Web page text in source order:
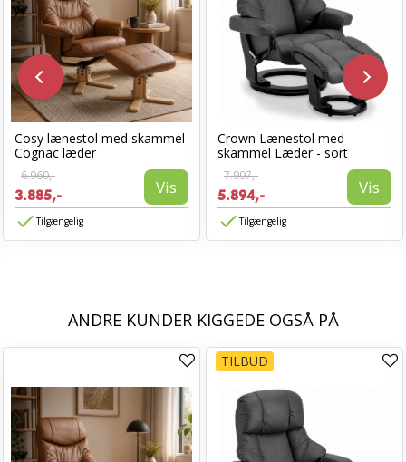
Cosy lænestol med skammel
Cognac læder
6.960,-
3.885,- Vis
Tilgængelig
Crown Lænestol med
skammel Læder - sort
7.997,-
5.894,- Vis
Tilgængelig
ANDRE KUNDER KIGGEDE OGSÅ PÅ
TILBUD